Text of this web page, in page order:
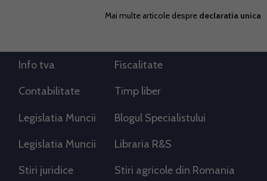
Mai multe articole despre declaratia unica
Info tva Fiscalitate
Contabilitate Timp liber
Legislatia Muncii Blogul Specialistului
Legislatia Muncii Libraria R&S
Stiri juridice Stiri agricole din Romania